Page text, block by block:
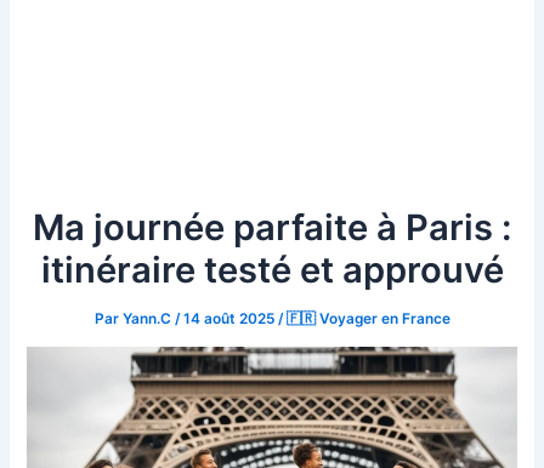
Ma journée parfaite à Paris :
itinéraire testé et approuvé
Par Yann.C /14 août 2025 /🇫🇷 Voyager en France